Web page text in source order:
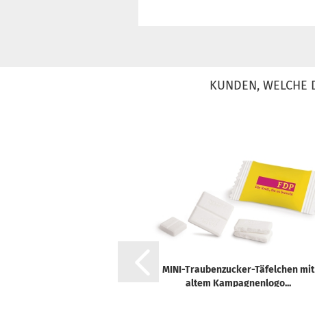
KUNDEN, WELCHE
MINI-Traubenzucker-Täfelchen mit
altem Kampagnenlogo...